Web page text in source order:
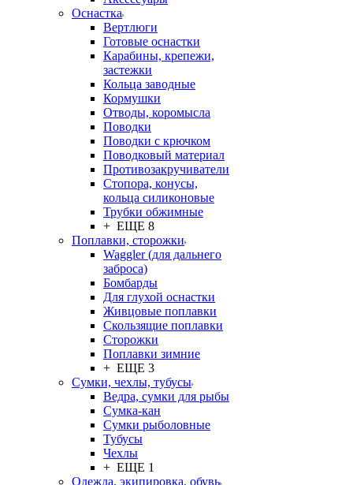
Оснастка
Вертлюги
Готовые оснастки
Карабины, крепежи,
застежки
Кольца заводные
Кормушки
Отводы, коромысла
Поводки
Поводки с крючком
Поводковый материал
Противозакручиватели
Стопора, конусы,
кольца силиконовые
Трубки обжимные
+ ЕЩЕ 8
Поплавки, сторожки
Waggler (для дальнего
заброса)
Бомбарды
Для глухой оснастки
Живцовые поплавки
Скользящие поплавки
Сторожки
Поплавки зимние
+ ЕЩЕ 3
Сумки, чехлы, тубусы
Ведра, сумки для рыбы
Сумка-кан
Сумки рыболовные
Тубусы
Чехлы
+ ЕЩЕ 1
Одежда, экипировка, обувь